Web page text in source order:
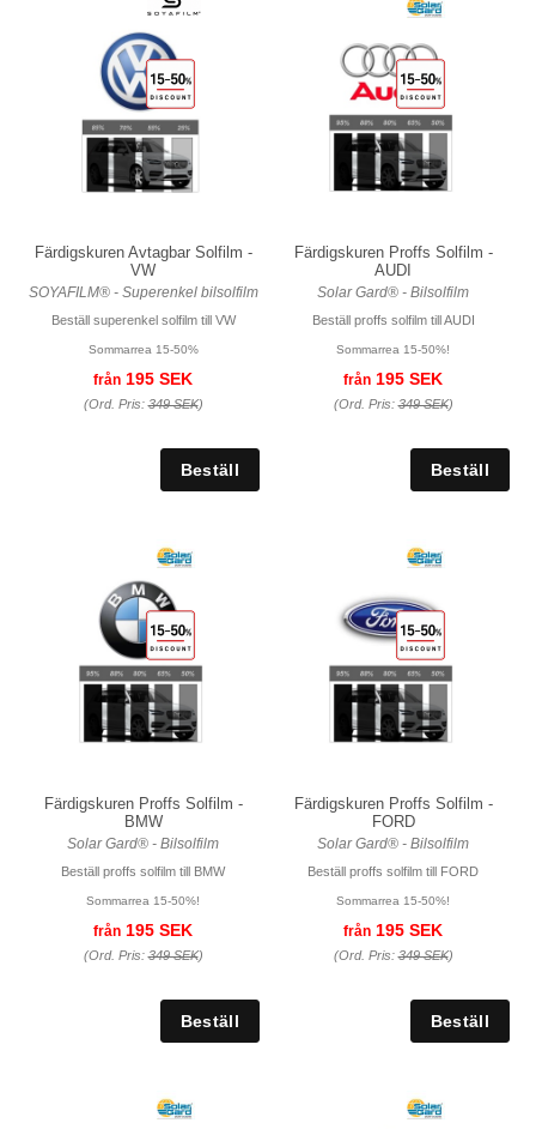
Färdigskuren Avtagbar Solfilm -
VW
SOYAFILM® - Superenkel bilsolfilm
Beställ superenkel solfilm till VW
Sommarrea 15-50%
från 195 SEK
(Ord. Pris:349 SEK)
Färdigskuren Proffs Solfilm -
AUDI
Solar Gard® - Bilsolfilm
Beställ proffs solfilm till AUDI
Sommarrea 15-50%!
från 195 SEK
(Ord. Pris:349 SEK)
Färdigskuren Proffs Solfilm -
BMW
Solar Gard® - Bilsolfilm
Beställ proffs solfilm till BMW
Sommarrea 15-50%!
från 195 SEK
(Ord. Pris:349 SEK)
Färdigskuren Proffs Solfilm -
FORD
Solar Gard® - Bilsolfilm
Beställ proffs solfilm till FORD
Sommarrea 15-50%!
från 195 SEK
(Ord. Pris:349 SEK)